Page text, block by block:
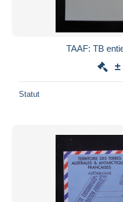
TAAF: TB
±
Statut